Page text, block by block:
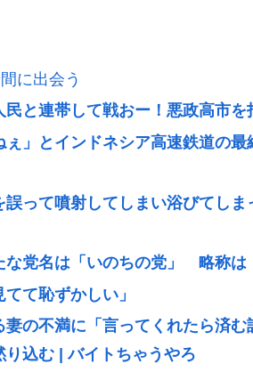
に出会う
と連帯して戦おー！悪政高市を
ぇ」とインドネシア高速鉄道の
誤って噴射してしまい浴びてし
な党名は「いのちの党」 略称は
て恥ずかしい」
の不満に「言ってくれたら済
込む | バイトちゃうやろ